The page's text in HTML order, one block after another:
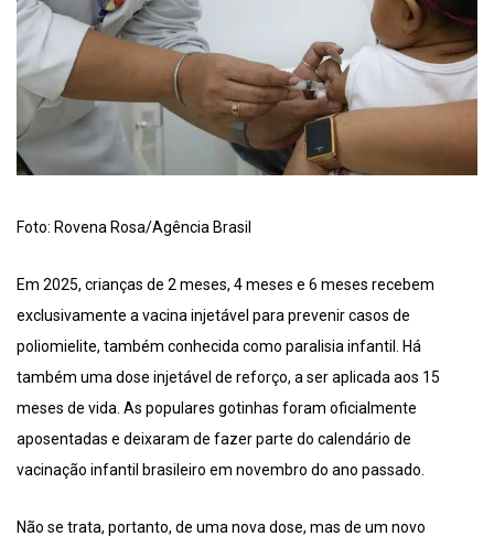
Foto: Rovena Rosa/Agência Brasil
Em 2025, crianças de 2 meses, 4 meses e 6 meses recebem
exclusivamente a vacina injetável para prevenir casos de
poliomielite, também conhecida como paralisia infantil. Há
também uma dose injetável de reforço, a ser aplicada aos 15
meses de vida. As populares gotinhas foram oficialmente
aposentadas e deixaram de fazer parte do calendário de
vacinação infantil brasileiro em novembro do ano passado.
Não se trata, portanto, de uma nova dose, mas de um novo